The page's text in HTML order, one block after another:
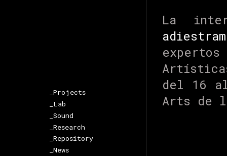
La
del 16
Arts de
_Projects
_Lab
_Sound
_Research
_Repository
_News